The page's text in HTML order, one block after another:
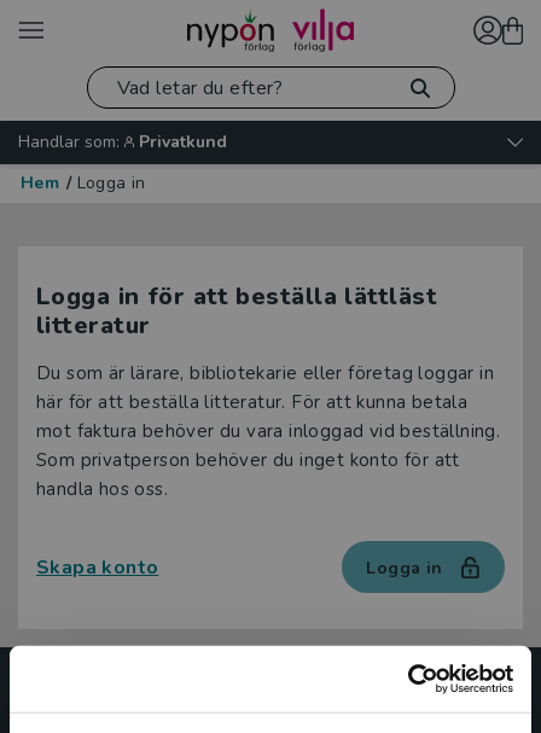
Handlar som:
Privatkund
Hem / Logga in
Logga in för att beställa lättläst
litteratur
Du som är lärare, bibliotekarie eller företag loggar in
här för att beställa litteratur. För att kunna betala
mot faktura behöver du vara inloggad vid beställning.
Som privatperson behöver du inget konto för att
handla hos oss.
Skapa konto Logga in
Nypon och Vilja